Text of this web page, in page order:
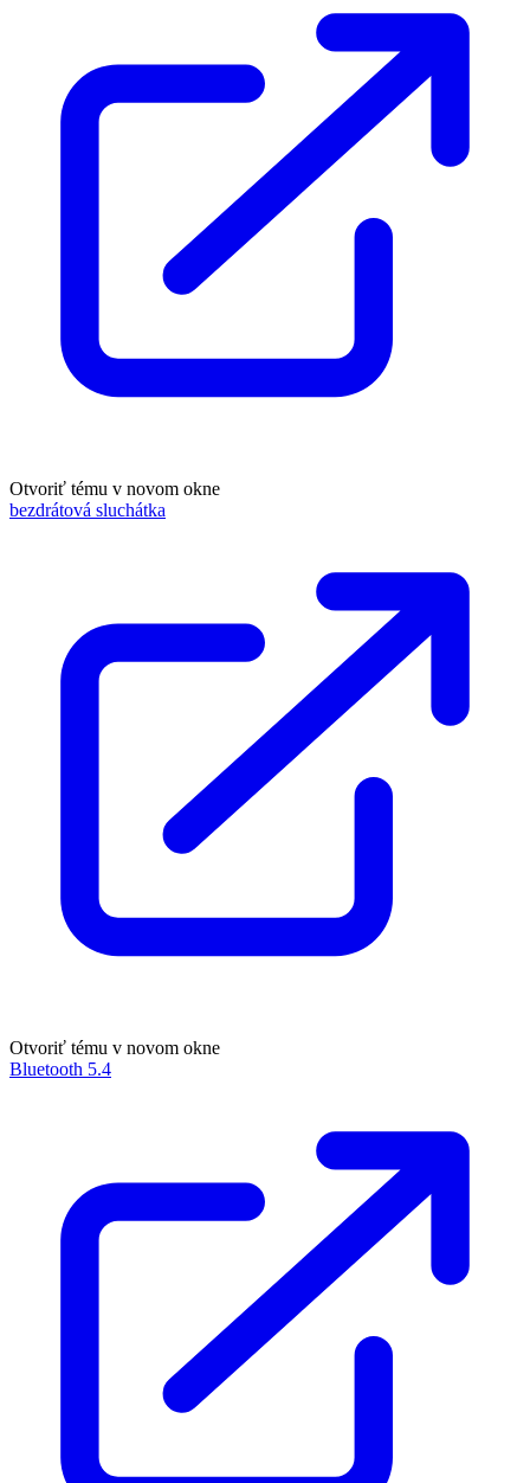
Otvoriť tému v novom okne
bezdrátová sluchátka
Otvoriť tému v novom okne
Bluetooth 5.4